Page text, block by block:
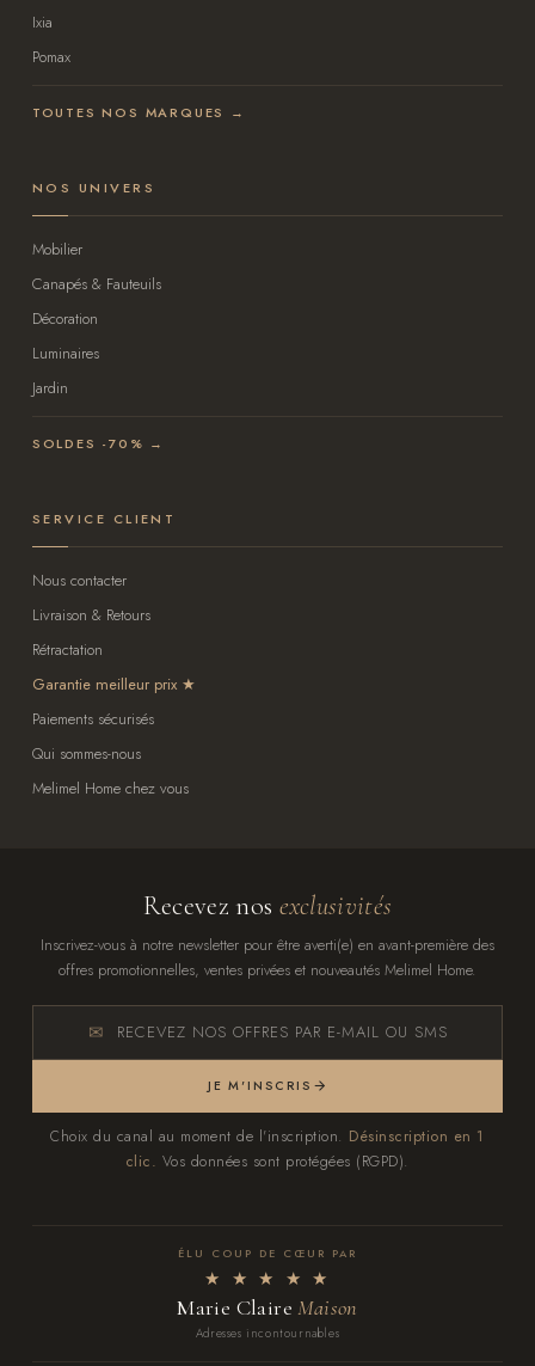
Ixia
Pomax
TOUTES NOS MARQUES →
NOS UNIVERS
Mobilier
Canapés & Fauteuils
Décoration
Luminaires
Jardin
SOLDES -70% →
SERVICE CLIENT
Nous contacter
Livraison & Retours
Rétractation
Garantie meilleur prix
Paiements sécurisés
Qui sommes-nous
Melimel Home chez vous
Recevez nos exclusivités
Inscrivez-vous à notre newsletter pour être averti(e) en avant-première des
offres promotionnelles, ventes privées et nouveautés Melimel Home.
RECEVEZ NOS OFFRES PAR E-MAIL OU SMS
JE M'INSCRIS
Choix du canal au moment de l'inscription. Désinscription en 1
clic. Vos données sont protégées (RGPD).
ÉLU COUP DE CŒUR PAR
★ ★ ★ ★ ★
Marie ClaireMaison
Adresses incontournables